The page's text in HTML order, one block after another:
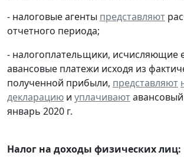
- налоговые агенты представляют
отчетного периода;
- налогоплательщики, исчисляющие
авансовые платежи исходя из
полученной прибыли, представляют
декларацию и уплачивают
январь 2020 г.
Налог на доходы физических лиц: